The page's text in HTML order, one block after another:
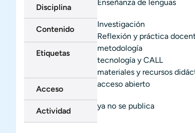
Disciplina
Enseñanza de lenguas
Contenido
Investigación
Reflexión y práctica
Etiquetas
metodología
tecnología y CALL
materiales y recursos
Acceso
acceso abierto
Actividad
ya no se publica